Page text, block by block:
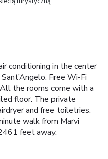
conditioning in the center
Free Wi-Fi
the rooms come with a
floor. The private
and free toiletries.
walk from Marvi
feet away.